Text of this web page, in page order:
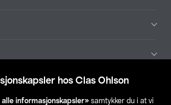
hos Clas Ohlson
informasjonskapsler» samtykker du i at vi